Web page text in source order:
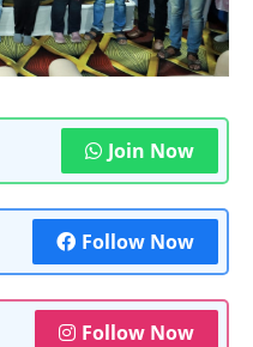
Join Now
Follow Now
Follow Now